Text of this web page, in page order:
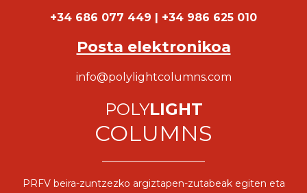
POLYLIGHT
COLUMNS
PRFV beira-zuntzezko argiztapen-zutabeak egiten eta
+34 686 077 449 | +34 986 625 010
Posta elektronikoa
info@polylightcolumns.com